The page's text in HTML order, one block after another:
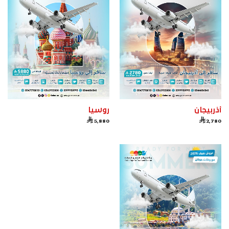
أذربيجان
2,780
روسيا
5,880